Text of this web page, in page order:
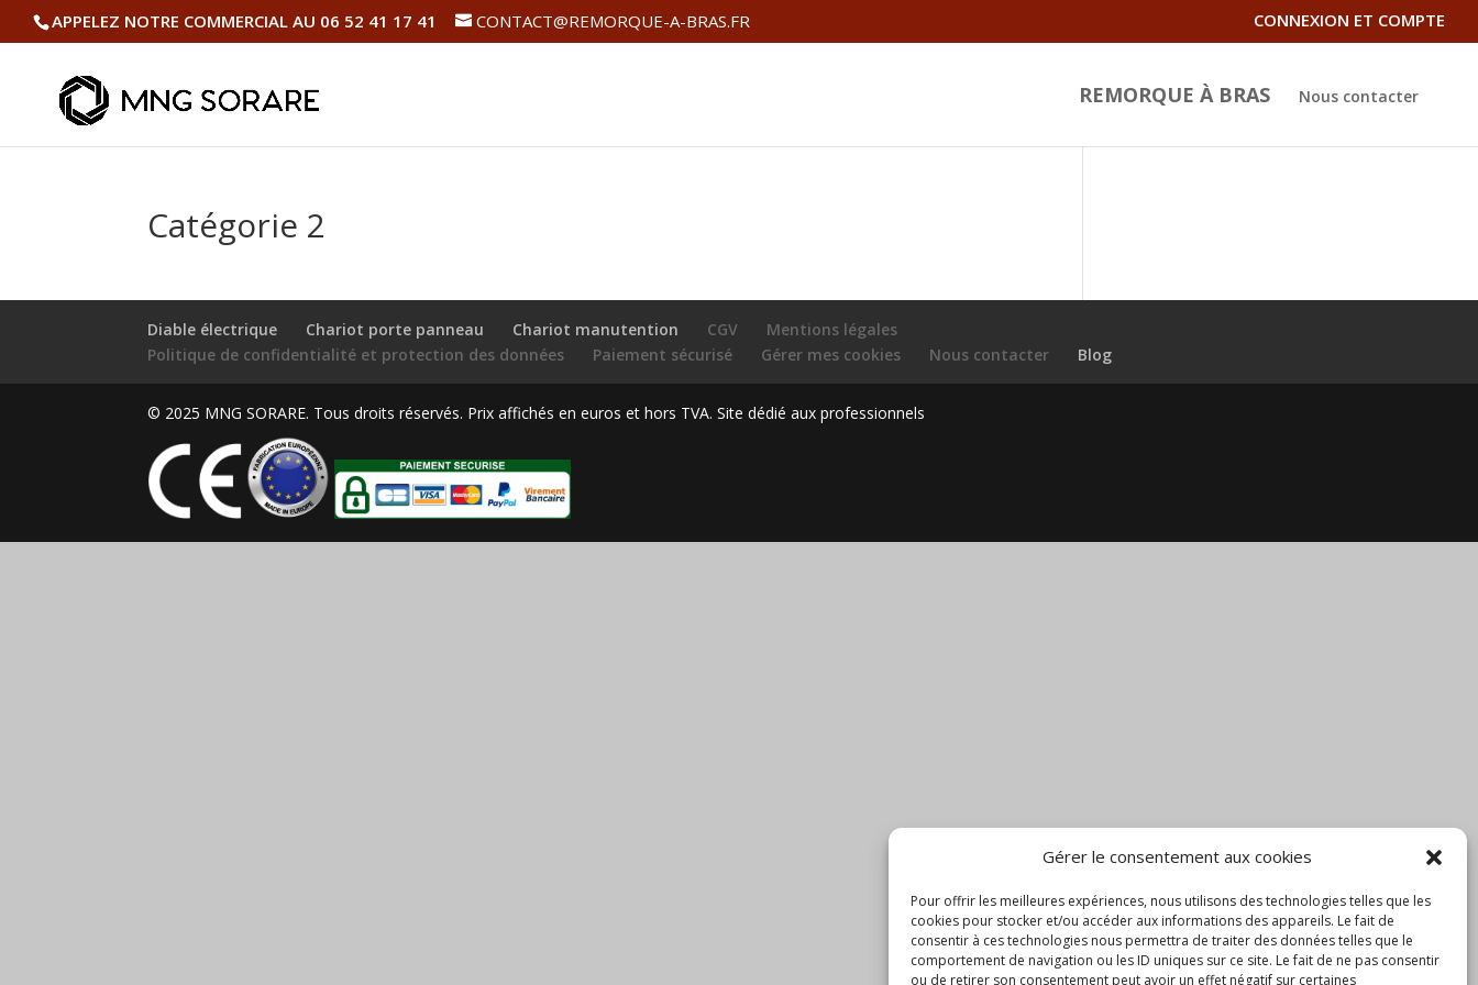
Gérer le consentement aux cookies
Pour offrir les meilleures expériences, nous utilisons des technologies telles que les
cookies pour stocker et/ou accéder aux informations des appareils. Le fait de
consentir à ces technologies nous permettra de traiter des données telles que le
comportement de navigation ou les ID uniques sur ce site. Le fait de ne pas consentir
ou de retirer son consentement peut avoir un effet négatif sur certaines
APPELEZ NOTRE COMMERCIAL AU 06 52 41 17 41 CONTACT@REMORQUE-A-BRAS.FR CONNEXION ET COMPTE
REMORQUE À BRAS Nous contacter
Catégorie 2
Diable électrique Chariot porte panneau Chariot manutention CGV
Mentions légales
Politique de confidentialité et protection des données
Paiement sécurisé Gérer mes cookies Nous contacter Blog
© 2025 MNG SORARE. Tous droits réservés. Prix affichés en euros et hors TVA. Site dédié aux professionnels